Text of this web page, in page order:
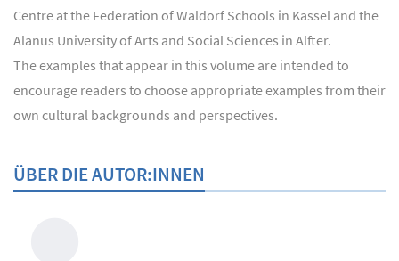
Centre at the Federation of Waldorf Schools in Kassel and the
Alanus University of Arts and Social Sciences in Alfter.
The examples that appear in this volume are intended to
encourage readers to choose appropriate examples from their
own cultural backgrounds and perspectives.
ÜBER DIE AUTOR:INNEN